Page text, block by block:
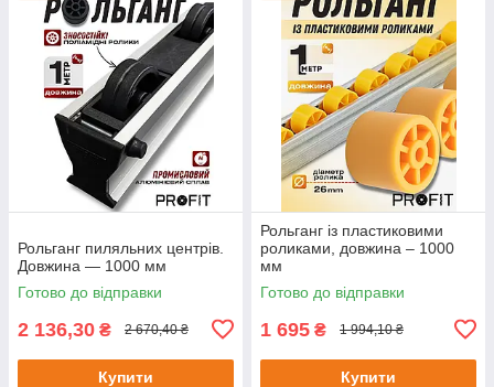
Рольганг пиляльних центрів.
Довжина — 1000 мм
Готово до відправки
2 136,30 ₴ 2 670,40 ₴
Купити
Рольганг із пластиковими
роликами, довжина – 1000
мм
Готово до відправки
1 695 ₴ 1 994,10 ₴
Купити